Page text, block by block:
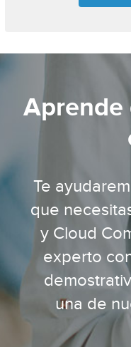
Aprende
Te
que
y Cloud
experto
una de